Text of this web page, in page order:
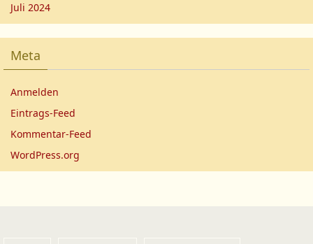
Juli 2024
Meta
Anmelden
Eintrags-Feed
Kommentar-Feed
WordPress.org